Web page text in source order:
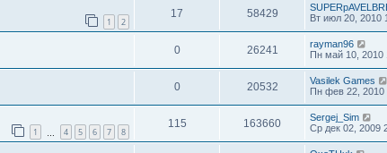
1 2
17 58429
Вт июл 20, 2010
0 26241
rayman96
Пн май 10, 2010
0 20532
Vasilek Games
Пн фев 22, 2010
1 4 5 6 7 8
115 163660
Sergej_Sim
Ср дек 02, 2009